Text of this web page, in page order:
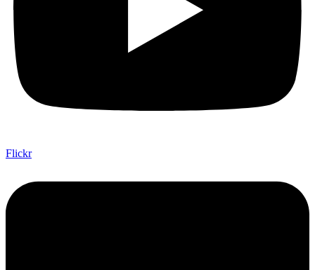
Flickr